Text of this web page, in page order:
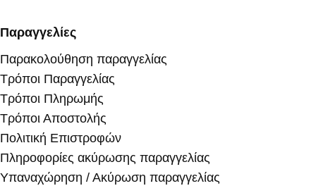
Παραγγελίες
Παρακολούθηση παραγγελίας
Τρόποι Παραγγελίας
Τρόποι Πληρωμής
Τρόποι Αποστολής
Πολιτική Επιστροφών
Πληροφορίες ακύρωσης παραγγελίας
Υπαναχώρηση / Ακύρωση παραγγελίας